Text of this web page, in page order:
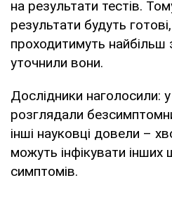
на результати тестів.
результати будуть
проходитимуть найбільш
уточнили вони.
Дослідники наголосили:
розглядали
інші науковці довели –
можуть інфікувати
симптомів.